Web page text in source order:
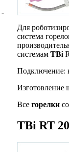
-
Для
система
системам TBi
Подключение:
Изготовление
Все горелки
TBi RT 20